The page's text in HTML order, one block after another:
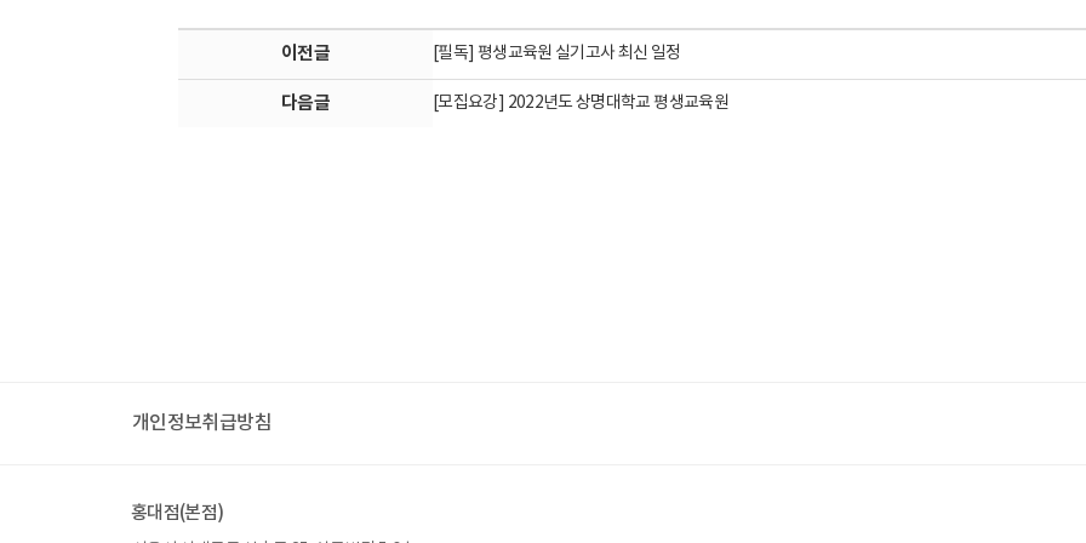
이전글 [필독] 평생교육원 실기고사 최신 일정
다음글 [모집요강] 2022년도 상명대학교 평생교육원
개인정보취급방침
홍대점(본점)